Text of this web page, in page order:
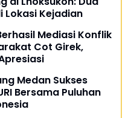
Lokasi Kejadian
Mediasi Konflik
Cot Girek,
Medan Sukses
Bersama Puluhan